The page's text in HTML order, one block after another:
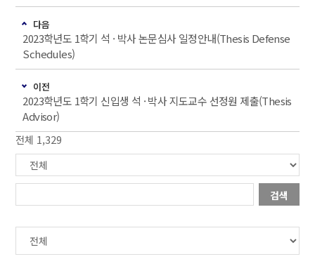
다음
2023학년도 1학기 석 · 박사 논문심사 일정안내(Thesis Defense
Schedules)
이전
2023학년도 1학기 신입생 석 · 박사 지도교수 선정원 제출(Thesis
Advisor)
전체 1,329
검색